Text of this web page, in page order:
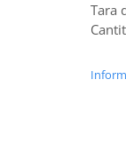
Tara